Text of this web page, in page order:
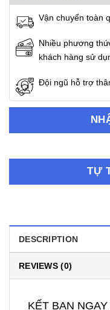
Vận chuyển toàn
Nhiều phương
khách hàng sử
Đội ngũ hỗ trợ
TỰ
DESCRIPTION
REVIEWS (0)
KẾT BẠN